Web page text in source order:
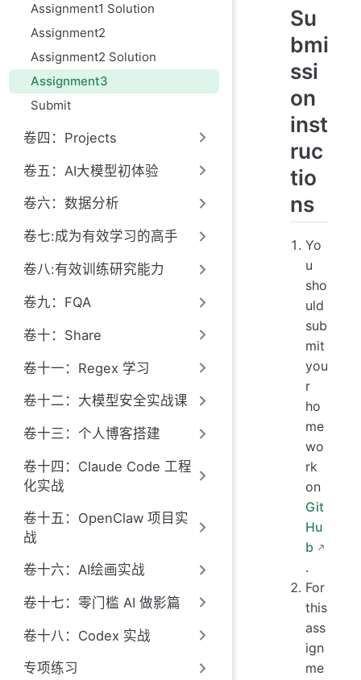
Assignment1 Solution
Assignment2
Assignment2 Solution
Assignment3
Submit
卷四：Projects
卷五：AI大模型初体验
卷六：数据分析
卷七:成为有效学习的高手
卷八:有效训练研究能力
卷九：FQA
卷十：Share
卷十一：Regex 学习
卷十二：大模型安全实战课
卷十三：个人博客搭建
卷十四：Claude Code 工程
化实战
卷十五：OpenClaw 项目实
战
卷十六：AI绘画实战
卷十七：零门槛 AI 做影篇
卷十八：Codex 实战
专项练习
Su
bmi
ssi
on
inst
ruc
tio
ns
Yo
u
sho
uld
sub
mit
you
r
ho
me
wo
rk
on
Git
Hu
b
.
For
this
ass
ign
me